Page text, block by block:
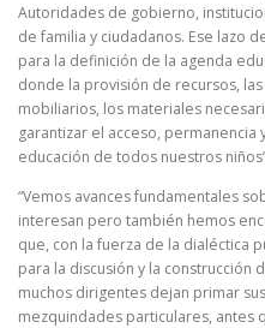
Autoridades de gobierno,
de familia y ciudadanos. Ese lazo
para la definición de la agenda
donde la provisión de recursos,
mobiliarios, los materiales
garantizar el acceso,
educación de todos nuestros
“Vemos avances fundamentales
interesan pero también hemos
que, con la fuerza de la dialéctica
para la discusión y la
muchos dirigentes dejan primar
mezquindades particulares, antes